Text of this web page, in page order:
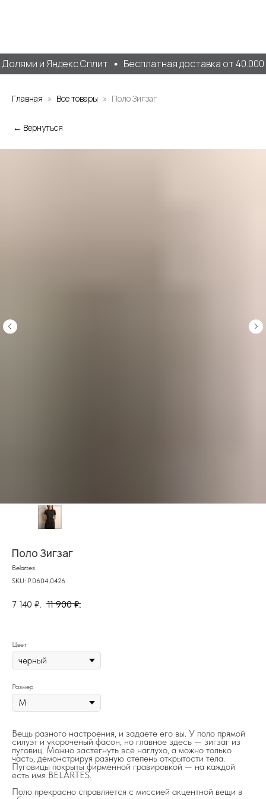
и Яндекс Сплит Бесплатная доставка от 40.000
Главная Все товары Поло Зигзаг
← Вернуться
Поло Зигзаг
Belartes
SKU: P.0604.0426
7 140 ₽. 11 900 ₽.
Размер
Цвет
Вещь разного настроения, и задаете его вы. У поло прямой
силуэт и укороченый фасон, но главное здесь — зигзаг из
пуговиц. Можно застегнуть все наглухо, а можно только
часть, демонстрируя разную степень открытости тела.
Пуговицы покрыты фирменной гравировкой — на каждой
есть имя BELÁRTES.
Поло прекрасно справляется с миссией акцентной вещи в
+7 919 690-30-30